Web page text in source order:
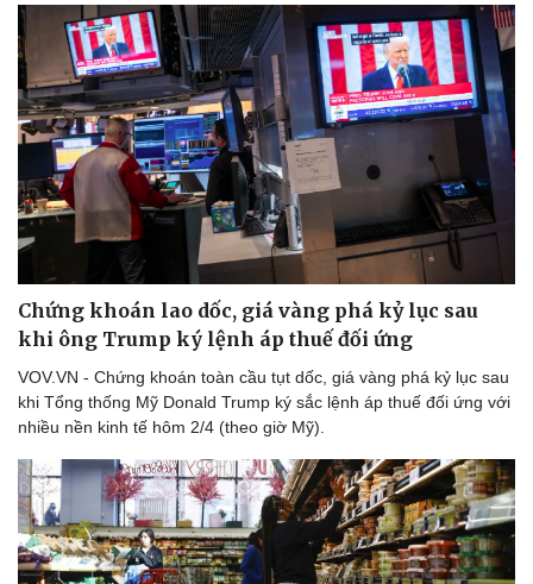
Chứng khoán lao dốc, giá vàng phá kỷ lục sau
khi ông Trump ký lệnh áp thuế đối ứng
VOV.VN - Chứng khoán toàn cầu tụt dốc, giá vàng phá kỷ lục sau
khi Tổng thống Mỹ Donald Trump ký sắc lệnh áp thuế đối ứng với
nhiều nền kinh tế hôm 2/4 (theo giờ Mỹ).